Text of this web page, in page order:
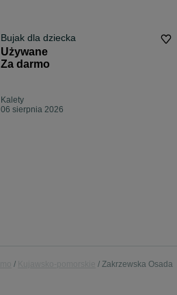
Bujak dla dziecka
Używane
Za darmo
Kalety
06 sierpnia 2026
Zakrzewska Osada